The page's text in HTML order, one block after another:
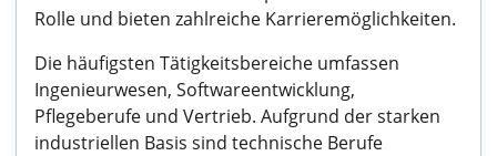
Rolle und bieten zahlreiche Karrieremöglichkeiten.
Die häufigsten Tätigkeitsbereiche umfassen
Ingenieurwesen, Softwareentwicklung,
Pflegeberufe und Vertrieb. Aufgrund der starken
industriellen Basis sind technische Berufe